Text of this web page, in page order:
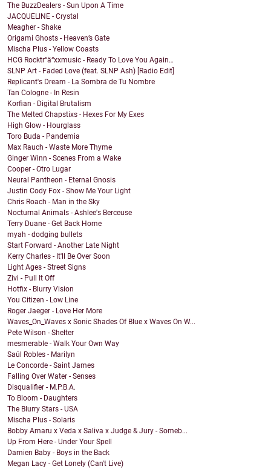
The BuzzDealers - Sun Upon A Time
JACQUELINE - Crystal
Meagher - Shake
Origami Ghosts - Heaven’s Gate
Mischa Plus - Yellow Coasts
HCG Rocktr“ä“xxmusic - Ready To Love You Again…
SLNP Art - Faded Love (feat. SLNP Ash) [Radio Edit]
Replicant's Dream - La Sombra de Tu Nombre
Tan Cologne - In Resin
Korfian - Digital Brutalism
The Melted Chapstixs - Hexes For My Exes
High Glow - Hourglass
Toro Buda - Pandemia
Max Rauch - Waste More Thyme
Ginger Winn - Scenes From a Wake
Cooper - Otro Lugar
Neural Pantheon - Eternal Gnosis
Justin Cody Fox - Show Me Your Light
Chris Roach - Man in the Sky
Nocturnal Animals - Ashlee's Berceuse
Terry Duane - Get Back Home
myah - dodging bullets
Start Forward - Another Late Night
Kerry Charles - It'll Be Over Soon
Light Ages - Street Signs
Zivi - Pull It Off
Hotfix - Blurry Vision
You Citizen - Low Line
Roger Jaeger - Love Her More
Waves_On_Waves x Sonic Shades Of Blue x Waves On W...
Pete Wilson - Shelter
mesmerable - Walk Your Own Way
Saúl Robles - Marilyn
Le Concorde - Saint James
Falling Over Water - Senses
Disqualifier - M.P.B.A.
To Bloom - Daughters
The Blurry Stars - USA
Mischa Plus - Solaris
Bobby Amaru x Veda x Saliva x Judge & Jury - Someb...
Up From Here - Under Your Spell
Damien Baby - Boys in the Back
Megan Lacy - Get Lonely (Can't Live)